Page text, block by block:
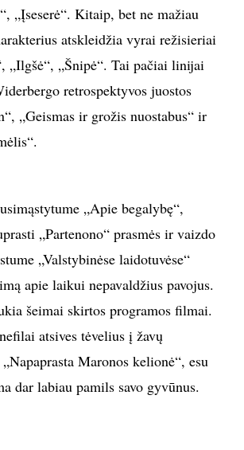
„Įseserė“. Kitaip, bet ne mažiau
atskleidžia vyrai režisieriai
„Ilgšė“, „Šnipė“. Tai pačiai linijai
retrospektyvos juostos
„Geismas ir grožis nuostabus“ ir
„Apie begalybę“,
„Partenono“ prasmės ir vaizdo
„Valstybinėse laidotuvėse“
apie laikui nepavaldžius pavojus.
šeimai skirtos programos filmai.
atsives tėvelius į žavų
Maronos kelionė“, esu
dar labiau pamils savo gyvūnus.